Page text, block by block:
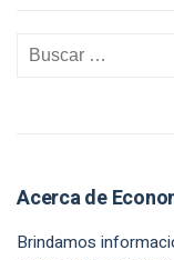
Acerca de
Brindamos